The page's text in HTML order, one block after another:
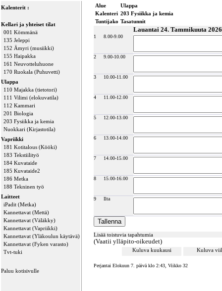
Kalenterit :
Kellari ja yhteiset tilat
001 Kömmänä
135 Jeleppi
152 Ämyri (musiikki)
155 Haipakka
161 Neuvotteluhuone
170 Ruokala (Puhuvetti)
Ulappa
110 Majakka (tietotori)
111 Vilimi (elokuvatila)
112 Kammari
201 Biologia
203 Fysiikka ja kemia
Nuokkari (Kirjastotila)
Vapriikki
181 Kotitalous (Kööki)
183 Tekstiilityö
184 Kuvataide
185 Kuvataide2
186 Metka
188 Tekninen työ
Laitteet
iPadit (Metka)
Kannettavat (Mettä)
Kannettavat (Väläkky)
Kannettavat (Vapriikki)
Kannettavat (Yläkoulun käytävä)
Kannettavat (Fyken varasto)
Tvt-tuki
Paluu kotisivulle
Alue
Ulappa
Kalenteri 203 Fysiikka ja kemia
Tuntijako Tasatunnit
Lauantai 24. Tammikuuta 2026
1 8.00-9.00
2 9.00-10.00
3 10.00-11.00
4 11.00-12.00
5 12.00-13.00
6 13.00-14.00
7 14.00-15.00
8 15.00-16.00
9 Ilta
Lisää toistuvia tapahtumia
(Vaatii ylläpito-oikeudet)
Kuluva kuukausi Kuluva
Perjantai Elokuun 7. päivä klo 2:43, Viikko 32